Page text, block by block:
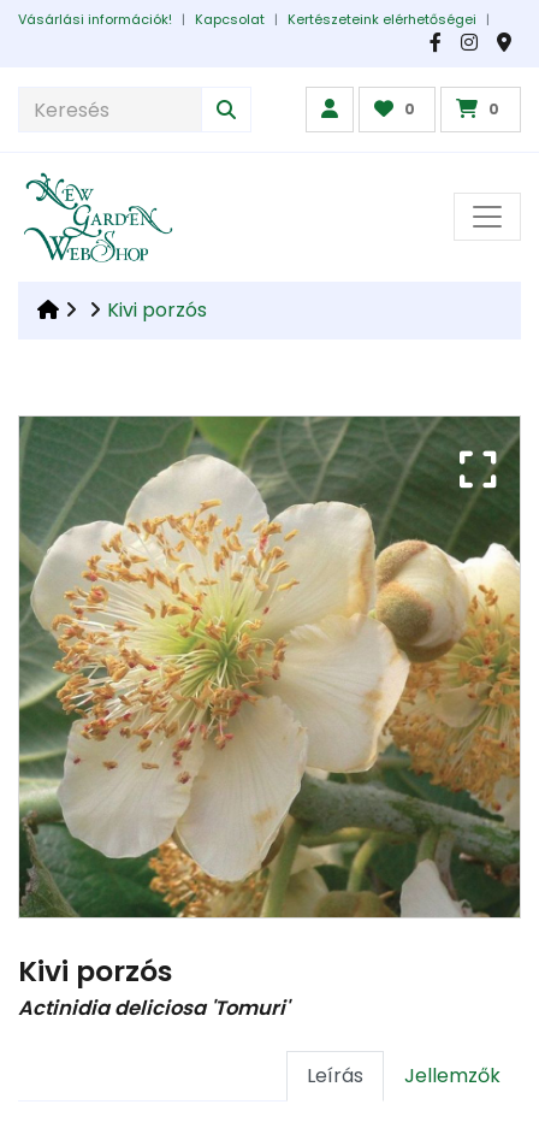
Vásárlási információk! | Kapcsolat | Kertészeteink elérhetőségei |
0 0
Kivi porzós
Kivi porzós
Actinidia deliciosa 'Tomuri'
Leírás Jellemzők